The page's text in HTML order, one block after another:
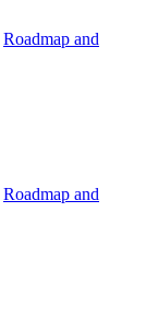
Roadmap and
Roadmap and